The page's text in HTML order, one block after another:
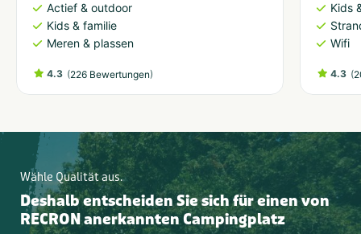
Actief & outdoor
Kids & familie
Meren & plassen
4.3 (226 Bewertungen)
Kids
Wifi
4.3 (
Wähle Qualität aus.
Deshalb entscheiden Sie sich für einen von
RECRON anerkannten Campingplatz